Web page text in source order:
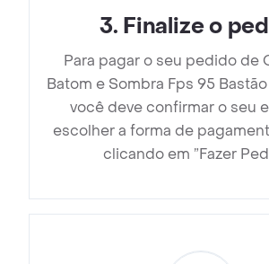
3. Finalize o
Para pagar o seu pedido de
Batom e Sombra Fps 95 Bastão
você deve confirmar o seu
escolher a forma de
clicando em ”Fazer